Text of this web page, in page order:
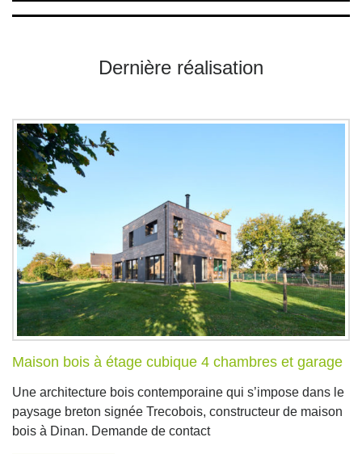
Dernière réalisation
Maison bois à étage cubique 4 chambres et garage
Une architecture bois contemporaine qui s’impose dans le
paysage breton signée Trecobois, constructeur de maison
bois à Dinan. Demande de contact